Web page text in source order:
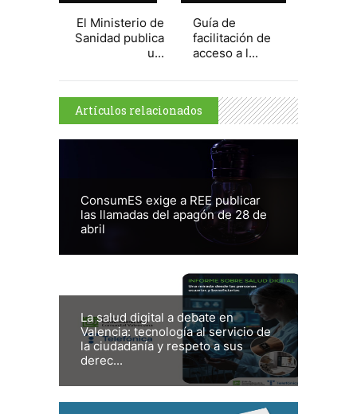
El Ministerio de
Sanidad publica
u...
Guía de
facilitación de
acceso a l...
Artículos relacionados
ConsumES exige a REE publicar
las llamadas del apagón de 28 de
abril
La salud digital a debate en
Valencia: tecnología al servicio de
la ciudadanía y respeto a sus
derec...